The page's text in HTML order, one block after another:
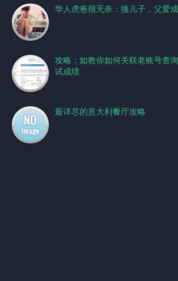
华人虎爸很无奈：揍儿子，父爱
攻略：如教你如何关联老账号查
试成绩
最详尽的意大利餐厅攻略